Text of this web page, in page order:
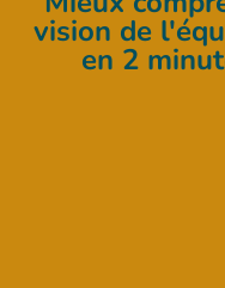
vision de
en 2